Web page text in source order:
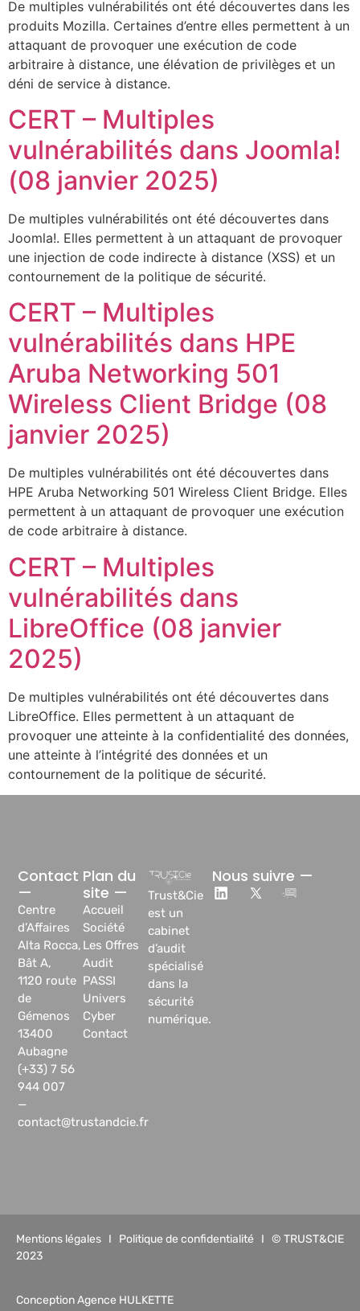
De multiples vulnérabilités ont été découvertes dans les
produits Mozilla. Certaines d’entre elles permettent à un
attaquant de provoquer une exécution de code
arbitraire à distance, une élévation de privilèges et un
déni de service à distance.
CERT – Multiples
vulnérabilités dans Joomla!
(08 janvier 2025)
De multiples vulnérabilités ont été découvertes dans
Joomla!. Elles permettent à un attaquant de provoquer
une injection de code indirecte à distance (XSS) et un
contournement de la politique de sécurité.
CERT – Multiples
vulnérabilités dans HPE
Aruba Networking 501
Wireless Client Bridge (08
janvier 2025)
De multiples vulnérabilités ont été découvertes dans
HPE Aruba Networking 501 Wireless Client Bridge. Elles
permettent à un attaquant de provoquer une exécution
de code arbitraire à distance.
CERT – Multiples
vulnérabilités dans
LibreOffice (08 janvier
2025)
De multiples vulnérabilités ont été découvertes dans
LibreOffice. Elles permettent à un attaquant de
provoquer une atteinte à la confidentialité des données,
une atteinte à l’intégrité des données et un
contournement de la politique de sécurité.
Trust&Cie
est un
cabinet
d’audit
spécialisé
dans la
sécurité
numérique.
Plan du
site —
Accueil
Société
Les Offres
Audit
PASSI
Univers
Cyber
Contact
Contact
—
Centre
d’Affaires
Alta Rocca,
Bât A,
1120 route
de
Gémenos
13400
Aubagne
(+33) 7 56
944 007
—
contact@trustandcie.fr
Nous suivre —
Mentions légales I Politique de confidentialité I © TRUST&CIE
2023
Conception Agence HULKETTE